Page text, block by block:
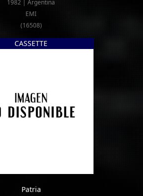
1982 | Argentina
EMI
(16508)
CASSETTE
Patria